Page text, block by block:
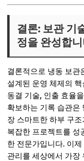
결론: 보관 기
정을 완성합
결론적으로 냉동 보관
설계된 운영 체제의
동결 기술, 인출 효율
확보하는 기록 습관은
장 스마트한 하부 구
복잡한 프로젝트를 성
한 전문가입니다. 이
관리를 세상에서 가장